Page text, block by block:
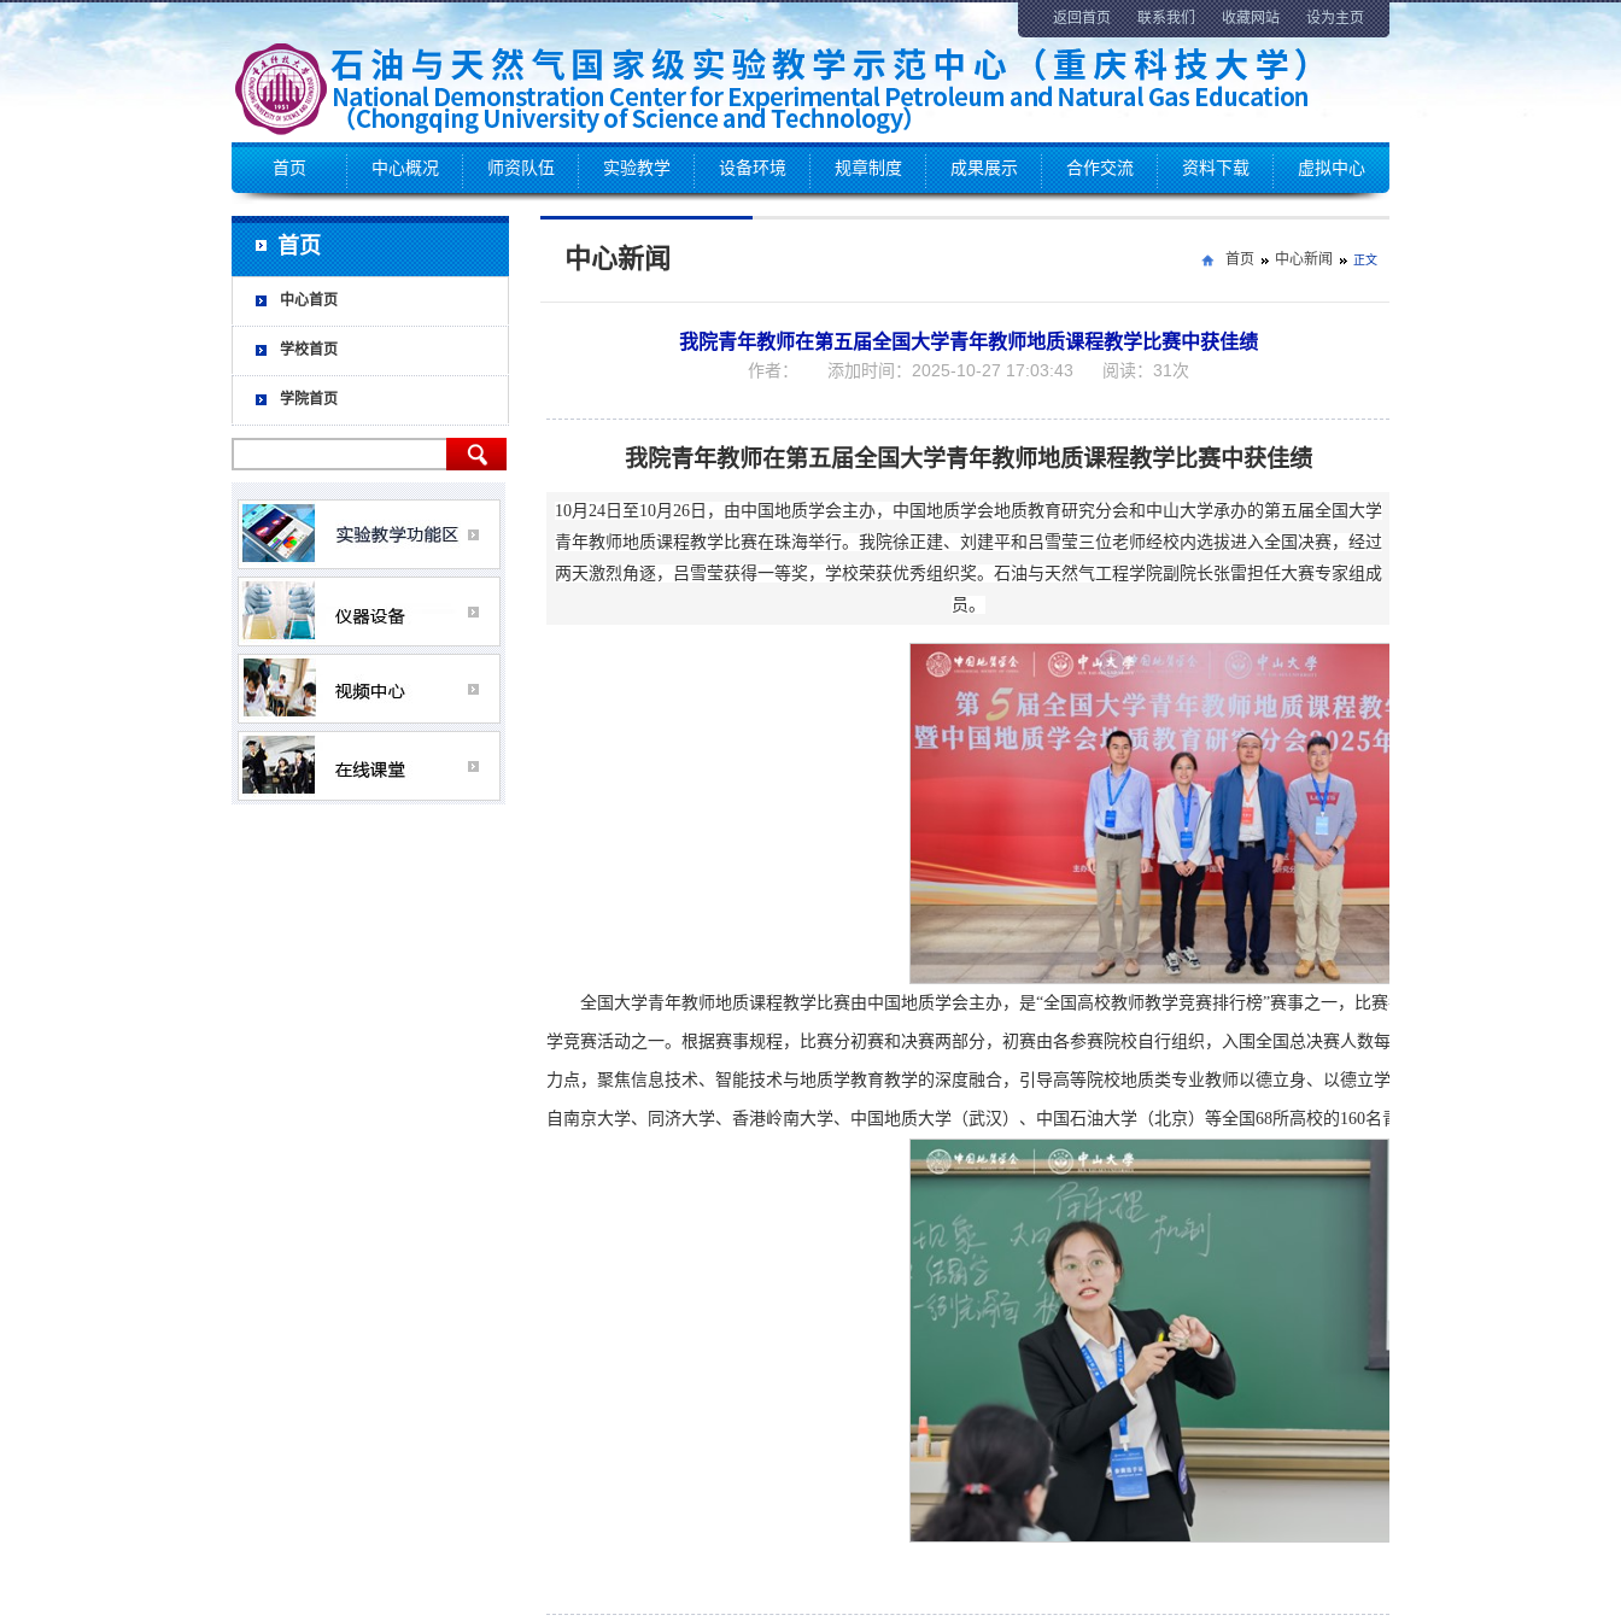
返回首页 联系我们 收藏网站 设为主页
首页 中心概况 师资队伍 实验教学 设备环境 规章制度 成果展示 合作交流 资料下载 虚拟中心
首页
中心首页
学校首页
学院首页
中心新闻 首页 中心新闻 正文
我院青年教师在第五届全国大学青年教师地质课程教学比赛中获佳绩
作者： 添加时间：2025-10-27 17:03:43 阅读： 31 次
我院青年教师在第五届全国大学青年教师地质课程教学比赛中获佳绩
10月24日至10月26日，由中国地质学会主办，中国地质学会地质教育研究分会和中山大学承办的第五届全国大学
青年教师地质课程教学比赛在珠海举行。我院徐正建、刘建平和吕雪莹三位老师经校内选拔进入全国决赛，经过
两天激烈角逐，吕雪莹获得一等奖，学校荣获优秀组织奖。石油与天然气工程学院副院长张雷担任大赛专家组成
员。
全国大学青年教师地质课程教学比赛由中国地质学会主办，是“全国高校教师教学竞赛排行榜”赛事之一，比赛每两年举办一次，是我国地质
学竞赛活动之一。根据赛事规程，比赛分初赛和决赛两部分，初赛由各参赛院校自行组织，入围全国总决赛人数每所高校不超过3人。该项比赛
力点，聚焦信息技术、智能技术与地质学教育教学的深度融合，引导高等院校地质类专业教师以德立身、以德立学、以德施教，推动地质专业高
自南京大学、同济大学、香港岭南大学、中国地质大学（武汉）、中国石油大学（北京）等全国68所高校的160名青年教师参加。